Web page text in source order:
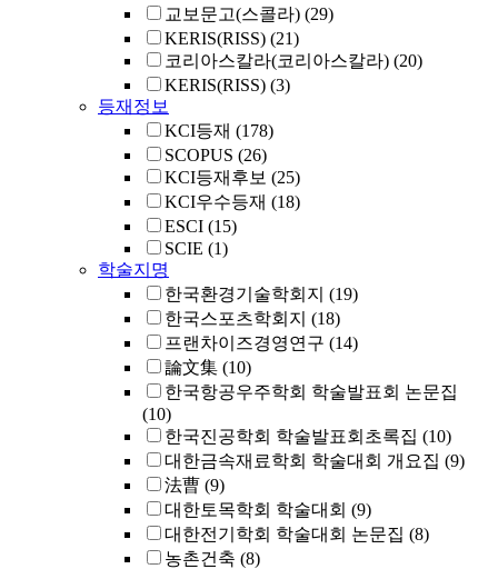
교보문고(스콜라) (29)
KERIS(RISS) (21)
코리아스칼라(코리아스칼라) (20)
KERIS(RISS) (3)
등재정보
KCI등재 (178)
SCOPUS (26)
KCI등재후보 (25)
KCI우수등재 (18)
ESCI (15)
SCIE (1)
학술지명
한국환경기술학회지 (19)
한국스포츠학회지 (18)
프랜차이즈경영연구 (14)
論文集 (10)
한국항공우주학회 학술발표회 논문집
(10)
한국진공학회 학술발표회초록집 (10)
대한금속재료학회 학술대회 개요집 (9)
法曹 (9)
대한토목학회 학술대회 (9)
대한전기학회 학술대회 논문집 (8)
농촌건축 (8)